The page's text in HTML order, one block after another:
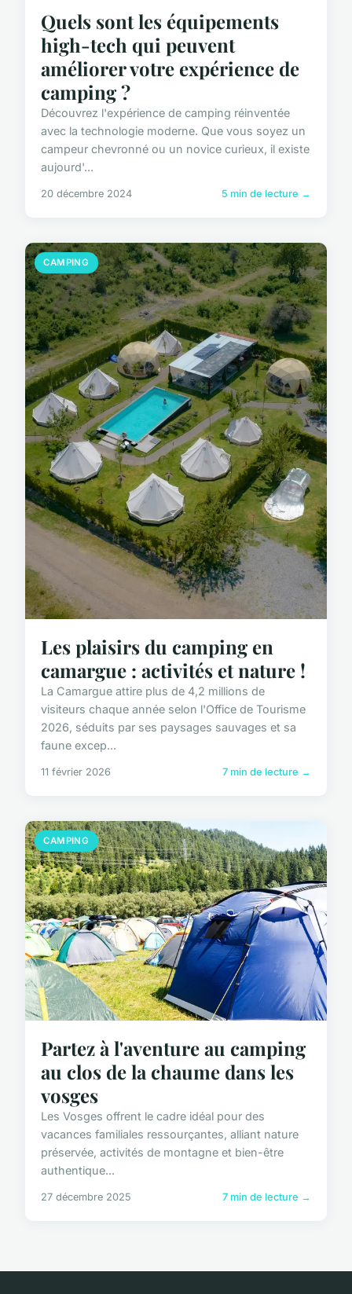
Quels sont les équipements
high-tech qui peuvent
améliorer votre expérience de
camping ?
Découvrez l'expérience de camping réinventée
avec la technologie moderne. Que vous soyez un
campeur chevronné ou un novice curieux, il existe
aujourd'...
20 décembre 2024 5 min de lecture →
CAMPING
Les plaisirs du camping en
camargue : activités et nature !
La Camargue attire plus de 4,2 millions de
visiteurs chaque année selon l'Office de Tourisme
2026, séduits par ses paysages sauvages et sa
faune excep...
11 février 2026 7 min de lecture →
CAMPING
Partez à l'aventure au camping
au clos de la chaume dans les
vosges
Les Vosges offrent le cadre idéal pour des
vacances familiales ressourçantes, alliant nature
préservée, activités de montagne et bien-être
authentique...
27 décembre 2025 7 min de lecture →